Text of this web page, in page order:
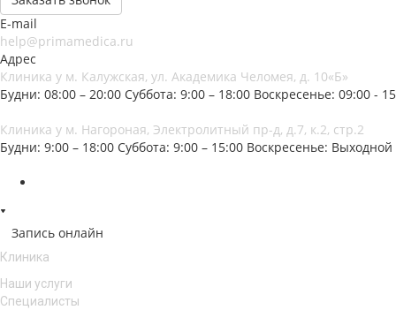
E-mail
help@primamedica.ru
Адрес
Клиника у м. Калужская, ул. Академика Челомея, д. 10«Б»
Будни: 08:00 – 20:00 Суббота: 9:00 – 18:00 Воскресенье: 09:00 -
Клиника у м. Нагороная, Электролитный пр-д, д.7, к.2, стр.2
Будни: 9:00 – 18:00 Суббота: 9:00 – 15:00 Воскресенье: Выходной
Запись онлайн
Клиника
Наши услуги
Специалисты